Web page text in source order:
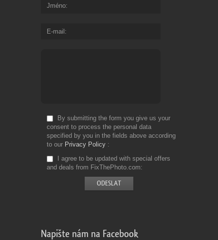
Jméno
E-mail
By submitting the form you give us your
consent to process the personal data
specified by you in the fields above according
to our Privacy Policy
I agree to be updated with special offers
and deals from FixThePhoto.com
Napište nám na Facebook